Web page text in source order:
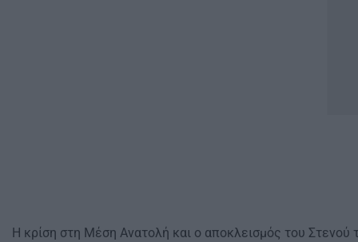
Η κρίση στη Μέση Ανατολή και ο αποκλεισμός του Στενού